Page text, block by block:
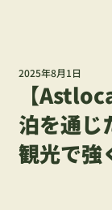
【
泊を通じ
観光で強
2025年8月1日